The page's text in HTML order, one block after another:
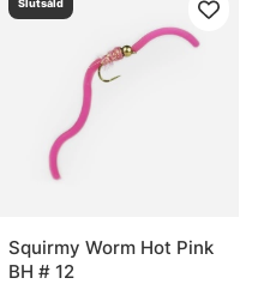
Slutsåld
Squirmy Worm Hot Pink
BH # 12